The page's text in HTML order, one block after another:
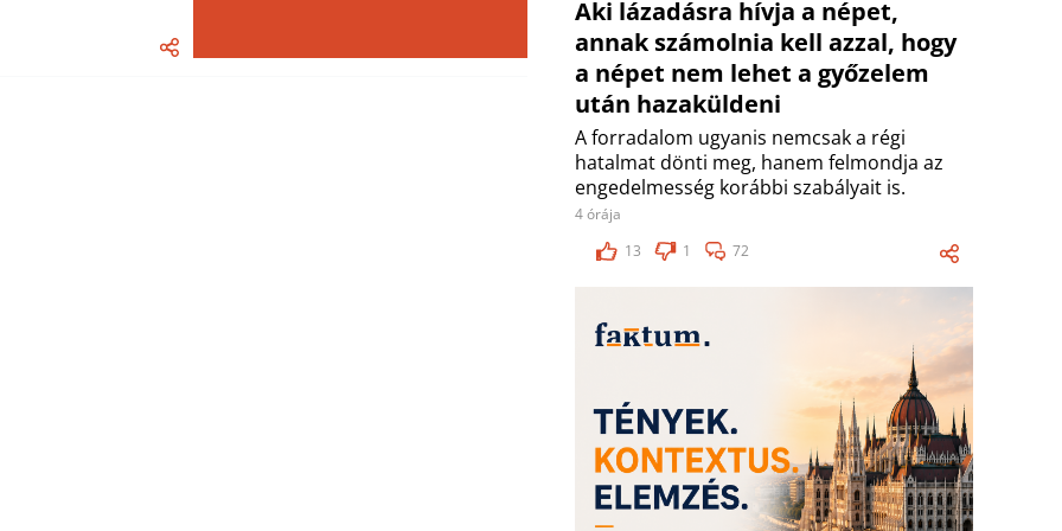
Aki lázadásra hívja a népet,
annak számolnia kell azzal, hogy
a népet nem lehet a győzelem
után hazaküldeni
A forradalom ugyanis nemcsak a régi
hatalmat dönti meg, hanem felmondja az
engedelmesség korábbi szabályait is.
4 órája
13
1 72